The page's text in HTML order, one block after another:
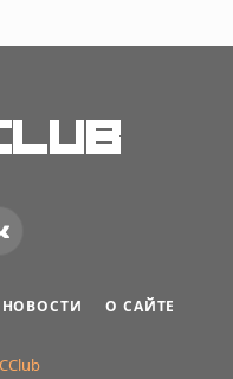
НОВОСТИ О САЙТЕ